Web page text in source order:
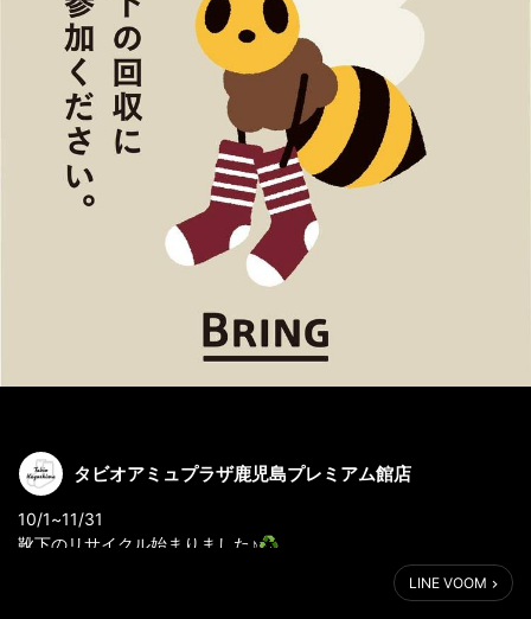
タビオアミュプラザ鹿児島プレミアム館店
10/1~11/31
靴下のリサイクル始まりました♪♻️
ご不要になった靴下を地球の資源にリサイクル出来ます🧦
LINE VOOM